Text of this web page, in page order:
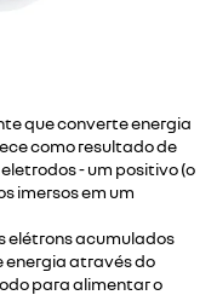
que converte energia
como resultado de
- um positivo (o
imersos em um
elétrons acumulados
energia através do
para alimentar o